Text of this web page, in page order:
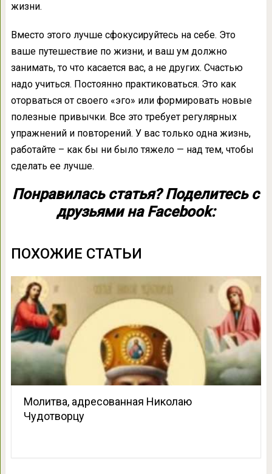
жизни.
Вместо этого лучше сфокусируйтесь на себе. Это
ваше путешествие по жизни, и ваш ум должно
занимать, то что касается вас, а не других. Счастью
надо учиться. Постоянно практиковаться. Это как
оторваться от своего «эго» или формировать новые
полезные привычки. Все это требует регулярных
упражнений и повторений. У вас только одна жизнь,
работайте – как бы ни было тяжело — над тем, чтобы
сделать ее лучше.
Понравилась статья? Поделитесь с
друзьями на Facebook:
ПОХОЖИЕ СТАТЬИ
Молитва, адресованная Николаю
Чудотворцу